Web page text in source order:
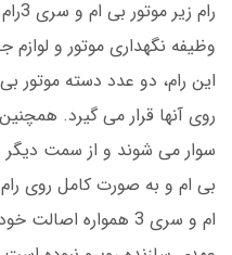
وظیفه نگهداری موتور و لوازم
این رام، دو عدد دسته موتور
روی آنها قرار می گیرد.
سوار می شوند و از سمت
بی ام و به صورت کامل روی
ام و سری 3 همواره